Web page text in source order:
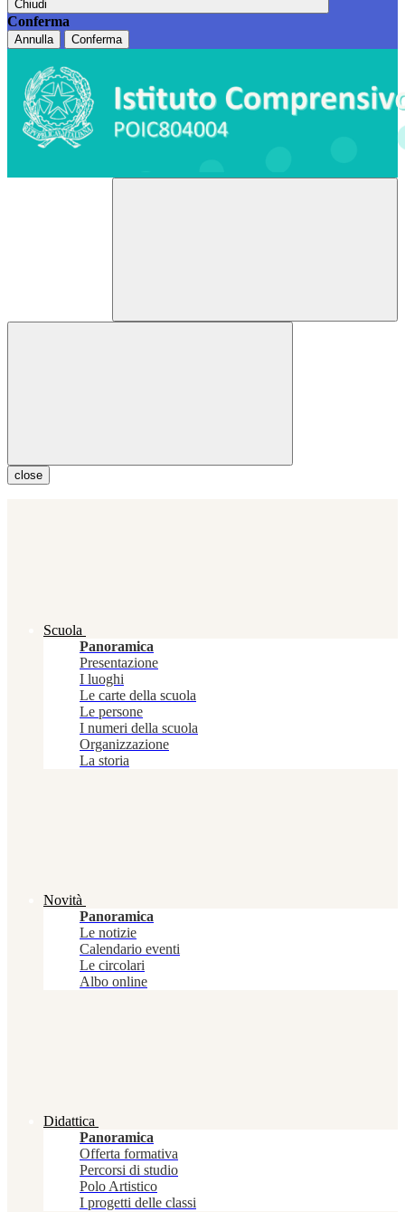
Chiudi
Conferma
Annulla Conferma
close
Scuola
Panoramica
Presentazione
I luoghi
Le carte della scuola
Le persone
I numeri della scuola
Organizzazione
La storia
Novità
Panoramica
Le notizie
Calendario eventi
Le circolari
Albo online
Didattica
Panoramica
Offerta formativa
Percorsi di studio
Polo Artistico
I progetti delle classi